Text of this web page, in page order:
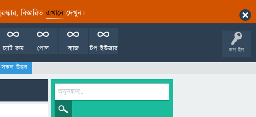
বিস্তারিত এখানেদেখুন।
লগ ইন
টপ ইউজার
ব্যাজ
পোল
চ্যাট রুম
সকল উত্তর